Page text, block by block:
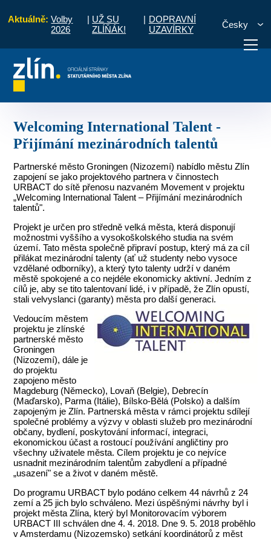
Aktuálně: Volby
2026
| UŽ SU
ZLÍŇÁK!
| DOPRAVNÍ
UZAVÍRKY
Česky
vyřídit Potřebuji zaplatit
Welcoming International Talent -
Přijímání mezinárodních talentů
Partnerské město Groningen (Nizozemí) nabídlo městu Zlín
zapojení se jako projektového partnera v činnostech
URBACT do sítě přenosu nazvaném Movement v projektu
„Welcoming International Talent – Přijímání mezinárodních
talentů".
Projekt je určen pro středně velká města, která disponují
možnostmi vyššího a vysokoškolského studia na svém
území. Tato města společně připraví postup, který má za cíl
přilákat mezinárodní talenty (ať už studenty nebo vysoce
vzdělané odborníky), a který tyto talenty udrží v daném
městě spokojené a co nejdéle ekonomicky aktivní. Jedním z
cílů je, aby se tito talentovaní lidé, i v případě, že Zlín opustí,
stali velvyslanci (garanty) města pro další generaci.
Vedoucím městem
projektu je zlínské
partnerské město
Groningen
(Nizozemí), dále je
do projektu
zapojeno město
Magdeburg (Německo), Lovaň (Belgie), Debrecín
(Maďarsko), Parma (Itálie), Bílsko-Bělá (Polsko) a dalším
zapojeným je Zlín. Partnerská města v rámci projektu sdílejí
společné problémy a výzvy v oblasti služeb pro mezinárodní
občany, bydlení, poskytování informací, integraci,
ekonomickou účast a rostoucí používání angličtiny pro
všechny uživatele města. Cílem projektu je co nejvíce
usnadnit mezinárodním talentům zabydlení a případné
„usazení" se a život v daném městě.
Do programu URBACT bylo podáno celkem 44 návrhů z 24
zemí a 25 jich bylo schváleno. Mezi úspěšnými návrhy byl i
projekt města Zlína, který byl Monitorovacím výborem
URBACT III schválen dne 4. 4. 2018. Dne 9. 5. 2018 proběhlo
v Amsterdamu (Nizozemsko) setkání koordinátorů z měst